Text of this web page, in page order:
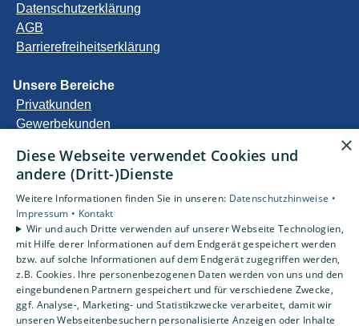
Datenschutzerklärung
AGB
Barrierefreiheitserklärung
Unsere Bereiche
Privatkunden
Gewerbekunden
Unternehmen
Kontakt
Um externe HTML-Inhalte anzuzeigen, benötigen wir
Ihre Einwilligung.
Weitere Informationen finden Sie in unserer
Datenschutzerklärung.
×
Diese Webseite verwendet Cookies und
andere (Dritt-)Dienste
Weitere Informationen finden Sie in unseren: Datenschutzhinweise •
Impressum • Kontakt
Wir und auch Dritte verwenden auf unserer Webseite Technologien,
mit Hilfe derer Informationen auf dem Endgerät gespeichert werden
bzw. auf solche Informationen auf dem Endgerät zugegriffen werden,
z.B. Cookies. Ihre personenbezogenen Daten werden von uns und den
eingebundenen Partnern gespeichert und für verschiedene Zwecke,
ggf. Analyse-, Marketing- und Statistikzwecke verarbeitet, damit wir
unseren Webseitenbesuchern personalisierte Anzeigen oder Inhalte